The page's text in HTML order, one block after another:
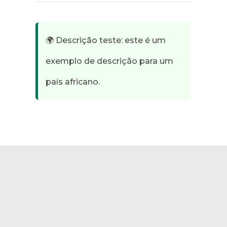
🌍 Descrição teste: este é um
exemplo de descrição para um
país africano.